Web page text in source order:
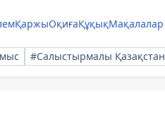
ҚаржыОқиғаҚұқықМақалалар
#Салыстырмалы Қазақстан